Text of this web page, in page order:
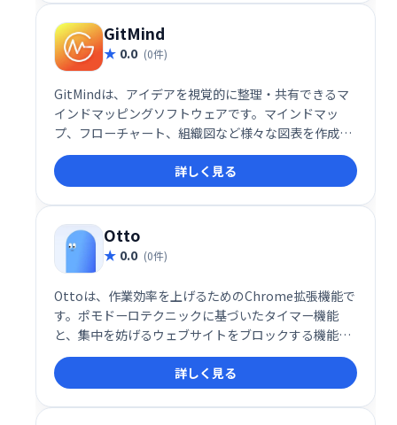
GitMind
0.0 (0件)
GitMindは、アイデアを視覚的に整理・共有できるマ
インドマッピングソフトウェアです。マインドマッ
プ、フローチャート、組織図など様々な図表を作成で
き、思考の整理やチームでのブレインストーミングに
最適
詳しく見る
Otto
0.0 (0件)
Ottoは、作業効率を上げるためのChrome拡張機能で
す。ポモドーロテクニックに基づいたタイマー機能
と、集中を妨げるウェブサイトをブロックする機能を
搭載。作業時間と休憩時間を管理し、生産性を維持し
たい方におすすめです。詳しく見る